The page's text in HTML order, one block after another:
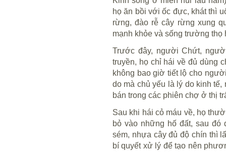
họ ăn bồi với ốc đực, khát thì
rừng, đào rễ cây rừng xung
mạnh khỏe và sống trường
Trước đây, người Chứt,
truyền, họ chỉ hái về đủ dùng
không bao giờ tiết lộ cho
do mà chủ yếu là lý do kinh
bán trong các phiên chợ ở thị
Sau khi hái cỏ máu về, họ
bỏ vào những hố đất, sau đó
sém, nhựa cây đủ độ chín thì
bí quyết xử lý để tạo nên